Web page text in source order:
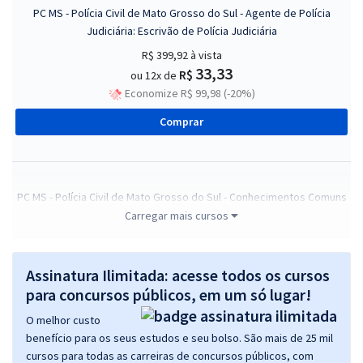
PC MS - Polícia Civil de Mato Grosso do Sul - Agente de Polícia
Judiciária: Escrivão de Polícia Judiciária
R$ 399,92à vista
ou 12x de R$ 33,33
Economize R$ 99,98 (-20%)
Comprar
PC MS - Polícia Civil de Mato Grosso do Sul - Conhecimentos Comuns
para os Cargos de Agente de Polícia Judiciária: Escrivão de Polícia
R$ 327,92à vista
ou 12x de R$27,33
Economize R$ 81,98 (-20%)
Comprar
Carregar mais cursos
Assinatura Ilimitada: acesse todos os cursos
para concursos públicos, em um só lugar!
O melhor custo
benefício para os seus estudos e seu bolso. São mais de 25 mil
cursos para todas as carreiras de concursos públicos, com